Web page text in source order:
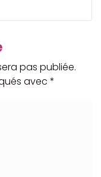
pas publiée.
avec *